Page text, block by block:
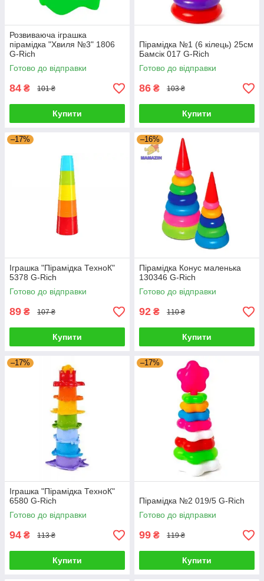
Розвиваюча іграшка
пірамідка "Хвиля №3" 1806
G-Rich
Готово до відправки
84 ₴ 101 ₴
Купити
Пірамідка №1 (6 кілець) 25см
Бамсік 017 G-Rich
Готово до відправки
86 ₴ 103 ₴
Купити
–17%
Іграшка "Пірамідка ТехноК"
5378 G-Rich
Готово до відправки
89 ₴ 107 ₴
Купити
–16%
Пірамідка Конус маленька
130346 G-Rich
Готово до відправки
92 ₴ 110 ₴
Купити
–17%
Іграшка "Пірамідка ТехноК"
6580 G-Rich
Готово до відправки
94 ₴ 113 ₴
Купити
–17%
Пірамідка №2 019/5 G-Rich
Готово до відправки
99 ₴ 119 ₴
Купити